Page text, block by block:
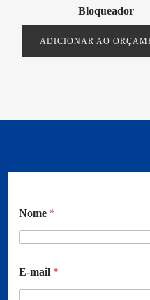
Bloqueador
ADICIONAR AO
Nome *
E-mail *